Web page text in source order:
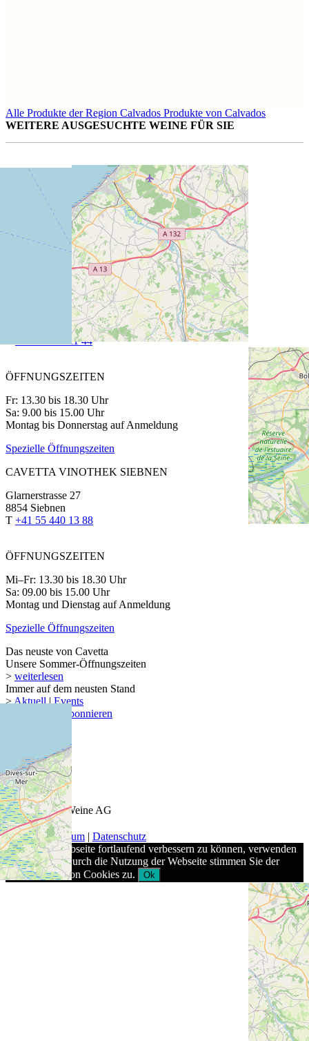
Alle Produkte der Region Calvados Produkte von Calvados
WEITERE AUSGESUCHTE WEINE FÜR SIE
Le Gin de Christian Drouin Carmina
70 cl | CHF 49.50
Le Gin de Christian Drouin 'Pira'
70 cl | CHF 52.00
Le Gin de Christian Drouin
70 cl | CHF 48.00
CAVETTA VINOTHEK PFÄFFIKON
Churerstrasse 64
8808 Pfäffikon SZ
+41 55 420 11 44
ÖFFNUNGSZEITEN
Fr: 13.30 bis 18.30 Uhr
Sa: 9.00 bis 15.00 Uhr
Montag bis Donnerstag auf Anmeldung
Spezielle Öffnungszeiten
CAVETTA VINOTHEK SIEBNEN
Glarnerstrasse 27
8854 Siebnen
T +41 55 440 13 88
ÖFFNUNGSZEITEN
Mi–Fr: 13.30 bis 18.30 Uhr
Sa: 09.00 bis 15.00 Uhr
Montag und Dienstag auf Anmeldung
Spezielle Öffnungszeiten
Das neuste von Cavetta
Unsere Sommer-Öffnungszeiten
> weiterlesen
Immer auf dem neusten Stand
>Aktuell|Events
Newsletter abonnieren
© 2026 Keel-Weine AG
AGB|Impressum | Datenschutz
Um unsere Webseite fortlaufend verbessern zu können, verwenden
wir Cookies. Durch die Nutzung der Webseite stimmen Sie der
Verwendung von Cookies zu.
Ok